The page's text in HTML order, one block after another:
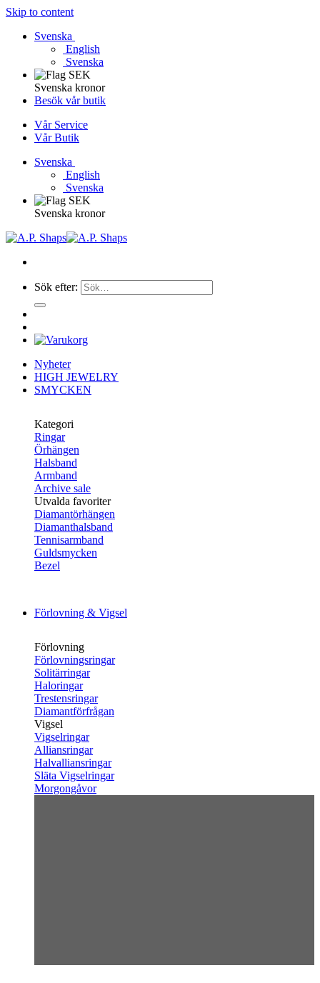
Skip to content
Svenska
English
Svenska
Svenska kronor
Besök vår butik
Vår Service
Vår Butik
Svenska
English
Svenska
Svenska kronor
Sök efter:
Nyheter
HIGH JEWELRY
SMYCKEN
Kategori
Ringar
Örhängen
Halsband
Armband
Archive sale
Utvalda favoriter
Diamantörhängen
Diamanthalsband
Tennisarmband
Guldsmycken
Bezel
Förlovning & Vigsel
Förlovning
Förlovningsringar
Solitärringar
Haloringar
Trestensringar
Diamantförfrågan
Vigsel
Vigselringar
Alliansringar
Halvalliansringar
Släta Vigselringar
Morgongåvor